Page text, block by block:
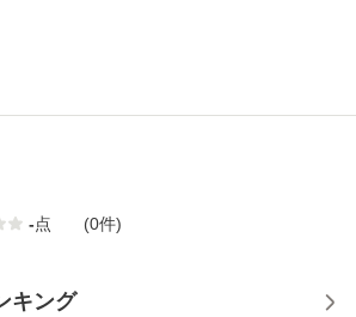
-点 (0件)
キング